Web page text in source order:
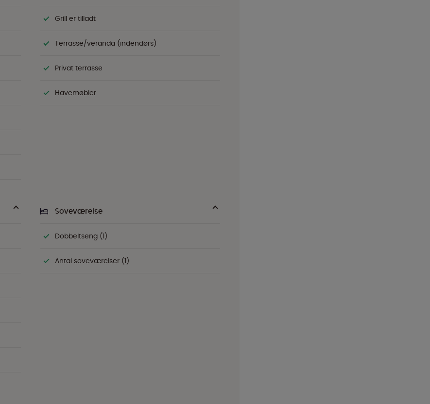
Grill er tilladt
Terrasse/veranda (indendørs)
Privat terrasse
Havemøbler
Soveværelse
Dobbeltseng (1)
Antal soveværelser (1)